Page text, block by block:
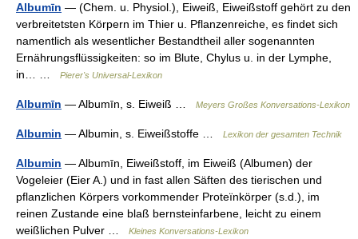
Albumīn — (Chem. u. Physiol.), Eiweiß, Eiweißstoff gehört zu den
verbreitetsten Körpern im Thier u. Pflanzenreiche, es findet sich
namentlich als wesentlicher Bestandtheil aller sogenannten
Ernährungsflüssigkeiten: so im Blute, Chylus u. in der Lymphe,
in… …
Pierer's Universal-Lexikon
Albumīn — Albumīn, s. Eiweiß … Meyers Großes Konversations-Lexikon
Albumin — Albumin, s. Eiweißstoffe … Lexikon der gesamten Technik
Albumin — Albumīn, Eiweißstoff, im Eiweiß (Albumen) der
Vogeleier (Eier A.) und in fast allen Säften des tierischen und
pflanzlichen Körpers vorkommender Proteïnkörper (s.d.), im
reinen Zustande eine blaß bernsteinfarbene, leicht zu einem
weißlichen Pulver …
Kleines Konversations-Lexikon